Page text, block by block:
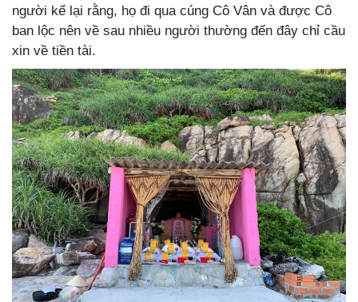
người kể lại rằng, họ đi qua cúng Cô Vân và được Cô
ban lộc nên về sau nhiều người thường đến đây chỉ cầu
xin về tiền tài.